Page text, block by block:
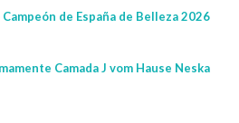
de España de Belleza 2026
Camada J vom Hause Neska